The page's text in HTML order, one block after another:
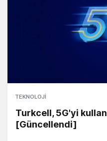
TEKNOLOJI
Turkcell, 5G'yi
[Güncellendi]